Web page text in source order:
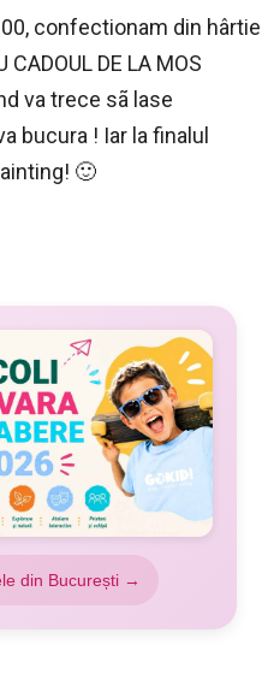
confectionam din hârtie
DE LA MOS
va trece sã lase
bucura ! Iar la finalul
🙂
din București →